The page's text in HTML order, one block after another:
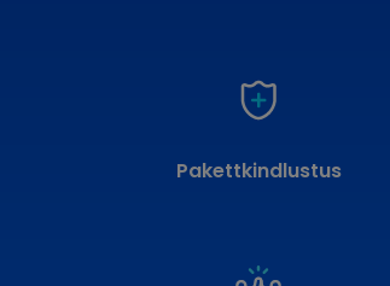
Pakettkindlustus